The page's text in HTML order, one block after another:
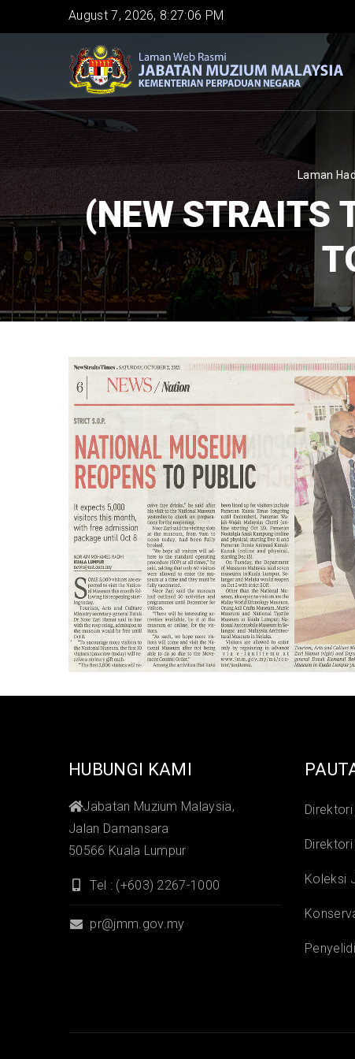
to
August 7, 2026, 8:27:07 PM
Laman
(NEW STRAITS
HUBUNGI KAMI
Jabatan Muzium Malaysia,
Jalan Damansara
50566 Kuala Lumpur
Tel : (+603) 2267-1000
pr@jmm.gov.my
Koleksi